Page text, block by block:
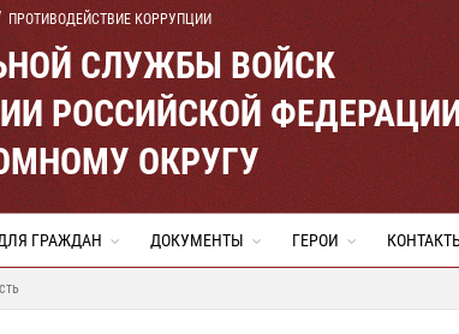
ПРОТИВОДЕЙСТВИЕ КОРРУПЦИИ
СЛУЖБЫ ВОЙСК
РОССИЙСКОЙ
ОКРУГУ
ГРАЖДАН ДОКУМЕНТЫ ГЕРОИ